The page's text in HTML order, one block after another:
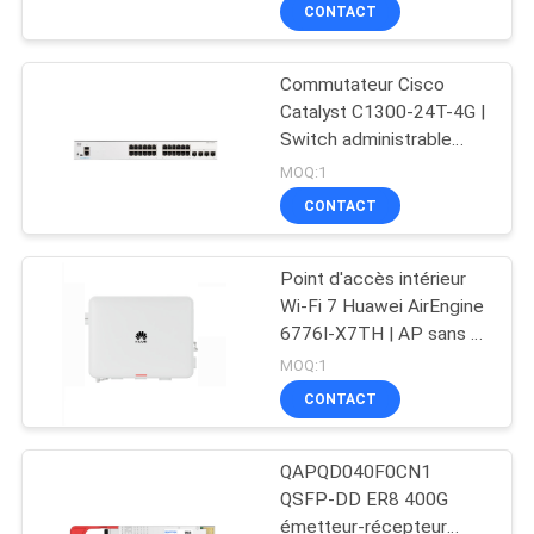
CONTRÔLE
QUALITÉ
NOUS
Modules SFP Cisco
273
Contrôle industriel
de PLC
charge des liaisons
10/25/40/100G
CONTACT
Commutateur Cisco
Catalyst C1300-24T-4G |
Switch administrable
Gigabit à 24 ports avec
liaisons montantes SFP
4x
MOQ:1
CONTACT
Point d'accès intérieur
Wi-Fi 7 Huawei AirEngine
6776I-X7TH | AP sans fil
d'entreprise haute
densité
MOQ:1
CONTACT
QAPQD040F0CN1
QSFP-DD ER8 400G
émetteur-récepteur